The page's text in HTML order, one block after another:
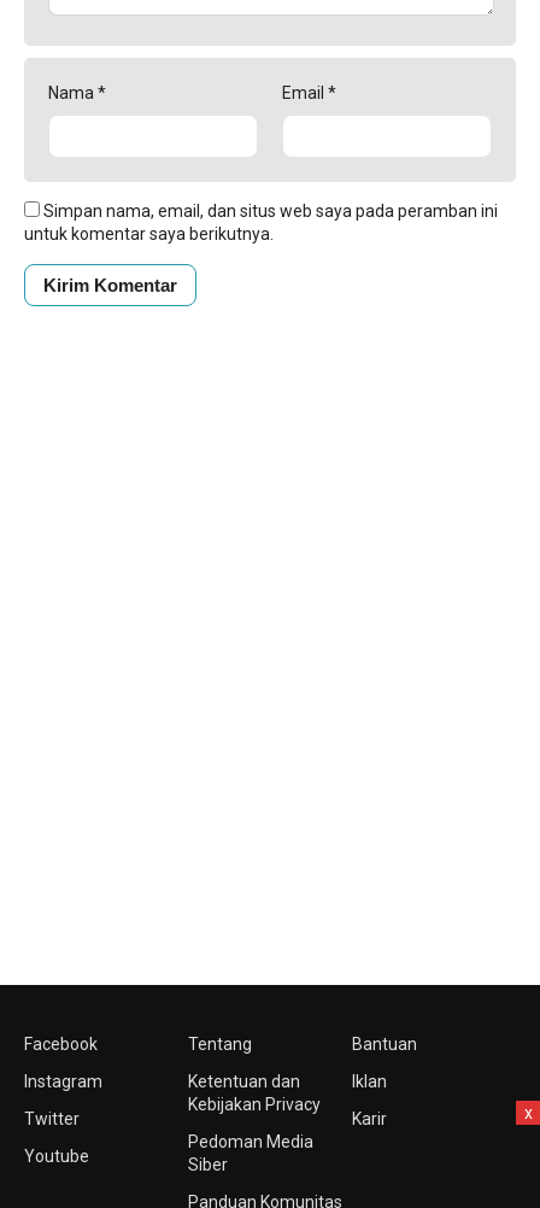
Nama* Email *
Simpan nama, email, dan situs web saya pada peramban ini
untuk komentar saya berikutnya.
Facebook
Instagram
Twitter
Youtube
Tentang
Ketentuan dan
Kebijakan Privacy
Pedoman Media
Siber
Panduan Komunitas
Bantuan
Iklan
Karir
x